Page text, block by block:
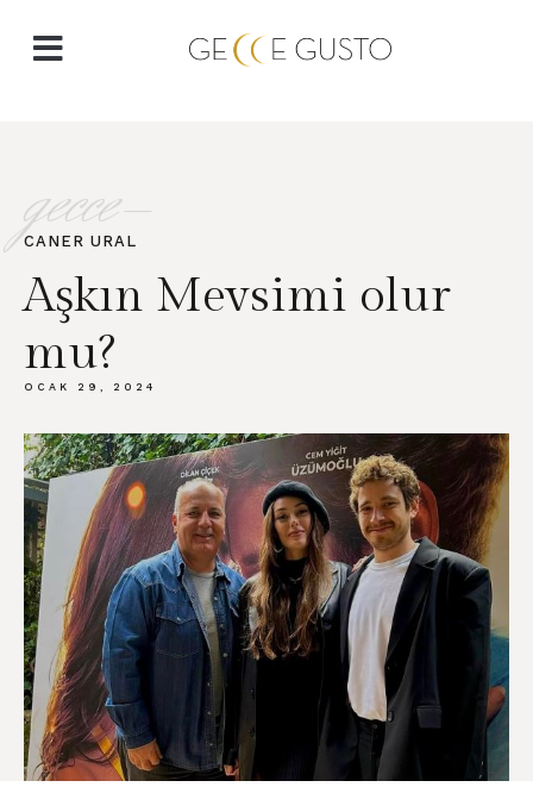
gecce-
CANER URAL​
Aşkın Mevsimi olur
mu?
OCAK 29, 2024